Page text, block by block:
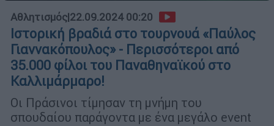
Αθλητισμός|22.09.2024 00:20
Ιστορική βραδιά στο τουρνουά «Παύλος
Γιαννακόπουλος» - Περισσότεροι από
35.000 φίλοι του Παναθηναϊκού στο
Καλλιμάρμαρο!
Οι Πράσινοι τίμησαν τη μνήμη του
σπουδαίου παράγοντα με ένα μεγάλο event